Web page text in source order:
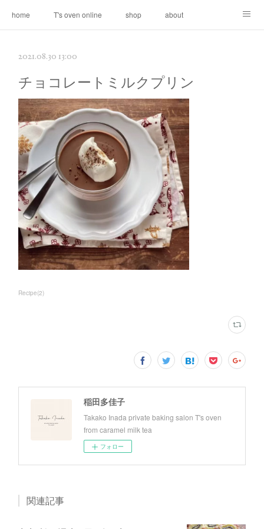
home T's oven online shop about
2021.08.30 13:00
チョコレートミルクプリン
Recipe(2)
稲田多佳子
Takako Inada private baking salon T's oven
from caramel milk tea
フォロー
関連記事